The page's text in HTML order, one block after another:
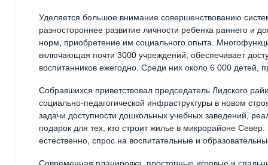
Уделяется большое внимание совершенствованию
разностороннее развитие личности ребенка раннего и
норм, приобретение им социального опыта.
включающая почти 3000 учреждений, обеспечивает
воспитанников ежегодно. Среди них около 6 000 детей,
Собравшихся приветствовал председатель Лидского
социально-педагогической инфраструктуры в новом
задачи доступности дошкольных учебных заведений,
подарок для тех, кто строит жилье в микрорайоне
естественно, спрос на воспитательные и
Современная планировка, просторные игровые и